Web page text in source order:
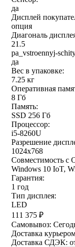
да
Дисплей
опция
Диагональ
21.5
pa_vstroennyj-
да
Вес в упаковке:
7.25 кг
Оперативная
8 Гб
Память:
SSD 256 Гб
Процессор:
i5-8260U
Разрешение
1024x768
Совместимость с
Windows 10 IoT,
Гарантия:
1 год
Тип дисплея:
LED
111 375 ₽
Самовывоз:
Доставка
Доставка СДЭК: